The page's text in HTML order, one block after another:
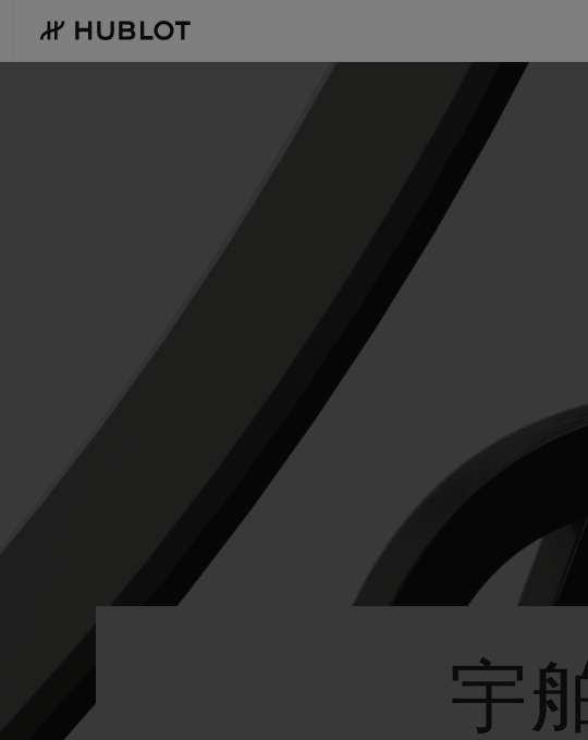
main
content
宇
加入HUBLOTISTA
俱乐部，即可延长质
预期交